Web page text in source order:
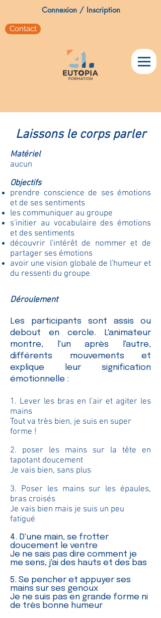
Connexion / Inscription
Contact
Laissons le corps parler
Matériel
aucun
Objectifs
prendre conscience de ses émotions
et de ses sentiments
les communiquer au groupe
s'initier au vocabulaire des émotions
et des sentiments
découvrir l'intérêt de nommer et de
partager ses émotions
avoir une vision globale de l'humeur et
du ressenti du groupe
Déroulement
Les participants sont assis ou
debout en cercle. L'animateur
montre, l'un après l'autre,
différents mouvements et
explique leur signification
émotionnelle :
1. Lever les bras en l'air et agiter les
mains
Tout va très bien, je suis en super
forme !
2. poser les mains sur la tête en
tapotant doucement
Je vais bien, sans plus
3. Poser les mains sur les épaules,
bras croisés
Je vais bien mais je suis un peu
fatigué
4. D'une main, se frotter
doucement le ventre
Je ne sais pas dire comment je
me sens, j'ai des hauts et des bas
5. Se pencher et appuyer ses
mains sur ses genoux
Je ne suis pas en grande forme ni
de très bonne humeur